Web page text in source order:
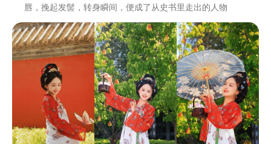
唇，挽起发髻，转身瞬间，便成了从史书里走出的人物